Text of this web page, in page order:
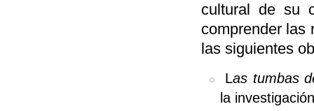
cultural de su
comprender las
las siguientes
Las tumbas
la